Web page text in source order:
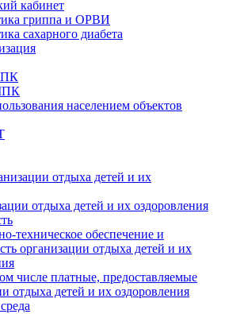
кабинет
гриппа и ОРВИ
сахарного диабета
населением объектов
отдыха детей и их
отдыха детей и их оздоровления
техническое обеспечение и
организации отдыха детей и их
числе платные, предоставляемые
отдыха детей и их оздоровления